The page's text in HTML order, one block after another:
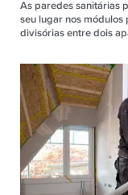
As paredes sanitárias
seu lugar nos
divisórias entre dois